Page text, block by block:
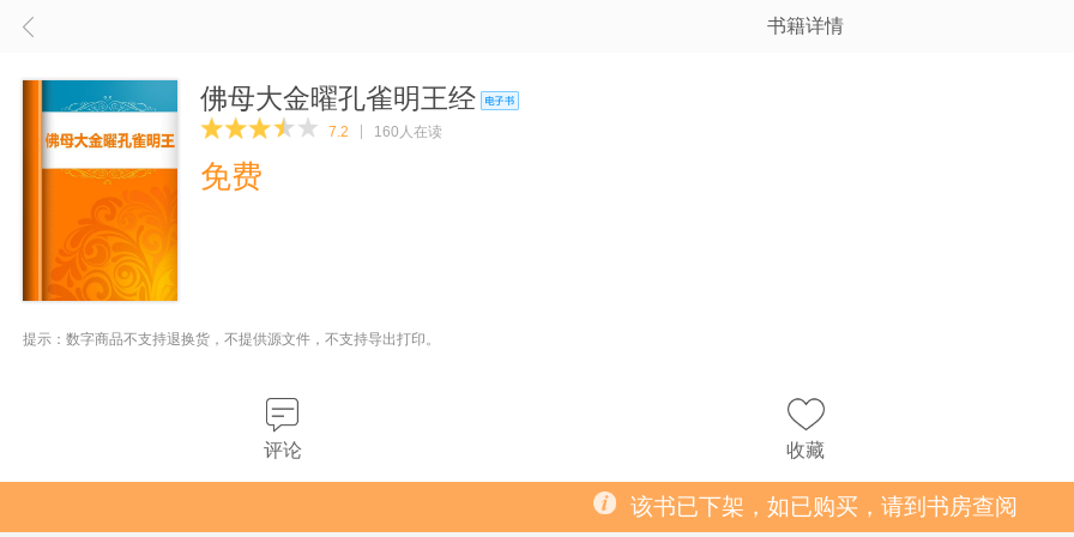
书籍详情
佛母大金曜孔雀明王经
7.2 160人在读
免费
提示：数字商品不支持退换货，不提供源文件，不支持导出打印。
评论 收藏
该书已下架，如已购买，请到书房查阅